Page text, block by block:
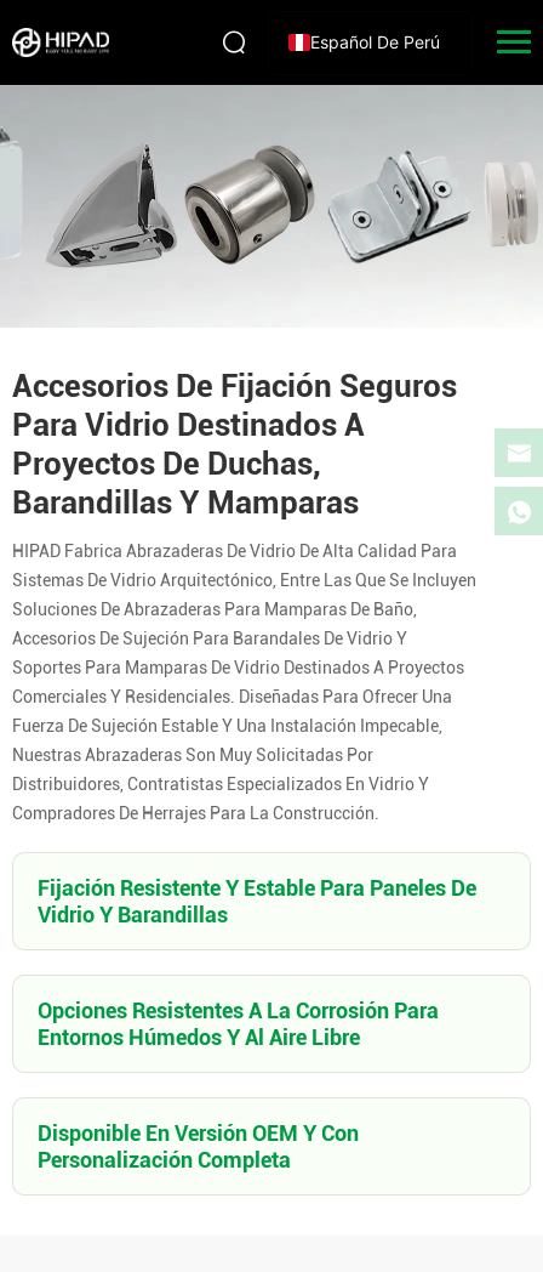
Español De Perú
Accesorios De Fijación Seguros
Para Vidrio Destinados A
Proyectos De Duchas,
Barandillas Y Mamparas
HIPAD Fabrica Abrazaderas De Vidrio De Alta Calidad Para
Sistemas De Vidrio Arquitectónico, Entre Las Que Se Incluyen
Soluciones De Abrazaderas Para Mamparas De Baño,
Accesorios De Sujeción Para Barandales De Vidrio Y
Soportes Para Mamparas De Vidrio Destinados A Proyectos
Comerciales Y Residenciales. Diseñadas Para Ofrecer Una
Fuerza De Sujeción Estable Y Una Instalación Impecable,
Nuestras Abrazaderas Son Muy Solicitadas Por
Distribuidores, Contratistas Especializados En Vidrio Y
Compradores De Herrajes Para La Construcción.
Fijación Resistente Y Estable Para Paneles De
Vidrio Y Barandillas
Opciones Resistentes A La Corrosión Para
Entornos Húmedos Y Al Aire Libre
Disponible En Versión OEM Y Con
Personalización Completa